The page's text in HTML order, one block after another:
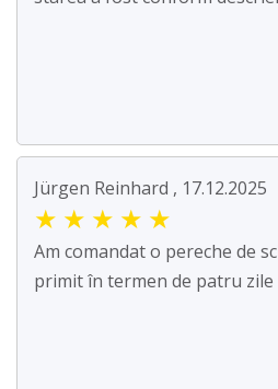
Jürgen Reinhard , 17.12.2025
★ ★ ★ ★ ★
Am comandat o pereche de
primit în termen de patru zile